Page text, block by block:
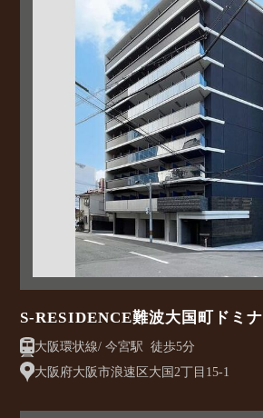
S-RESIDENCE難波大国町ドミナ
大阪環状線/ 今宮駅 徒歩5分
大阪府大阪市浪速区大国2丁目15-1